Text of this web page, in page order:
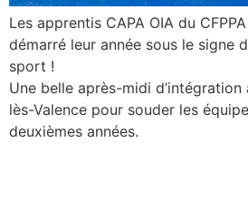
Les apprentis CAPA OIA du
démarré leur année sous le signe
sport !
Une belle après-midi
lès-Valence pour souder les
deuxièmes années.